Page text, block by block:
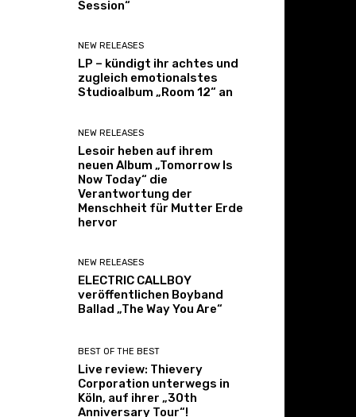
Session“
NEW RELEASES
LP – kündigt ihr achtes und
zugleich emotionalstes
Studioalbum „Room 12“ an
NEW RELEASES
Lesoir heben auf ihrem
neuen Album „Tomorrow Is
Now Today“ die
Verantwortung der
Menschheit für Mutter Erde
hervor
NEW RELEASES
ELECTRIC CALLBOY
veröffentlichen Boyband
Ballad „The Way You Are“
BEST OF THE BEST
Live review: Thievery
Corporation unterwegs in
Köln, auf ihrer „30th
Anniversary Tour“!